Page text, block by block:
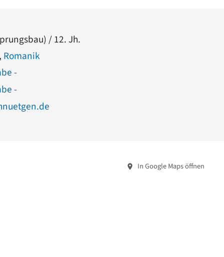
/ 12. Jh.
, Romanik
-
-
In Google Maps öffnen